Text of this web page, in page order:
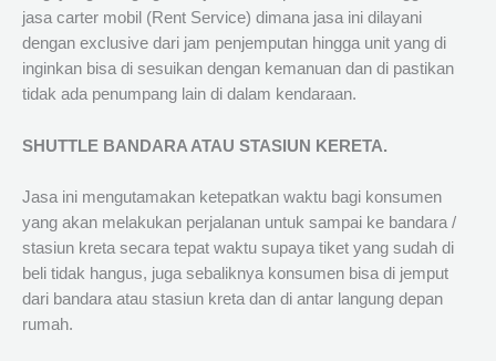
jasa carter mobil (Rent Service) dimana jasa ini dilayani
dengan exclusive dari jam penjemputan hingga unit yang di
inginkan bisa di sesuikan dengan kemanuan dan di pastikan
tidak ada penumpang lain di dalam kendaraan.
SHUTTLE BANDARA ATAU STASIUN KERETA.
Jasa ini mengutamakan ketepatkan waktu bagi konsumen
yang akan melakukan perjalanan untuk sampai ke bandara /
stasiun kreta secara tepat waktu supaya tiket yang sudah di
beli tidak hangus, juga sebaliknya konsumen bisa di jemput
dari bandara atau stasiun kreta dan di antar langung depan
rumah.